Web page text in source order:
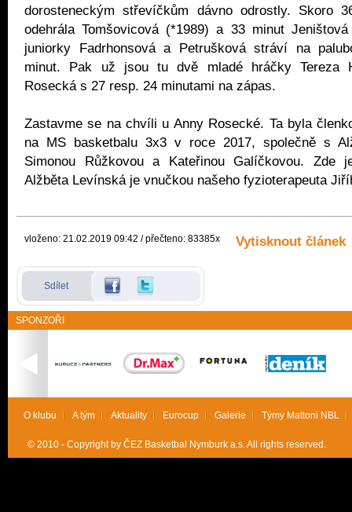
dorosteneckým střevíčkům dávno odrostly. Skoro
odehrála Tomšovicová (*1989) a 33 minut
juniorky Fadrhonsová a Petrušková stráví na
minut. Pak už jsou tu dvě mladé hráčky Tereza
Rosecká s 27 resp. 24 minutami na zápas.
Zastavme se na chvíli u Anny Rosecké. Ta byla
na MS basketbalu 3x3 v roce 2017, společně s
Simonou Růžkovou a Kateřinou Galíčkovou. Zde
Alžběta Levínská je vnučkou našeho fyzioterapeuta
vloženo: 21.02.2019 09:42 / přečteno: 83385x Vytisknout článek
Sdílet
SPONZOŘI
O klubu A tým Aktuality Eurocup Galerie Týmy Mattoni NBL
© 2010 - Copyright by ČEZ Basketbal Nymburk a.s. All rights reserved.